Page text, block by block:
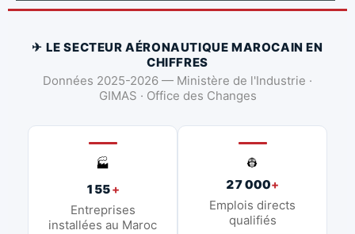
✈ LE SECTEUR AÉRONAUTIQUE MAROCAIN EN
CHIFFRES
Données 2025-2026 — Ministère de l'Industrie ·
GIMAS · Office des Changes
🏭
155+
Entreprises
installées au Maroc
👷
27 000+
Emplois directs
qualifiés